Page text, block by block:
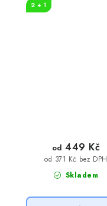
2 + 1
Skladem
od 371 Kč bez DPH
od 449 Kč